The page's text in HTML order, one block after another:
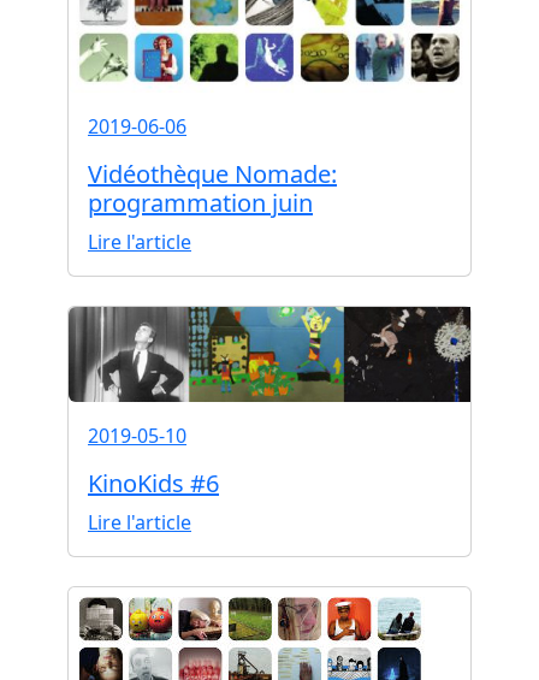
2019-06-06
Vidéothèque Nomade:
programmation juin
Lire l'article
2019-05-10
KinoKids #6
Lire l'article